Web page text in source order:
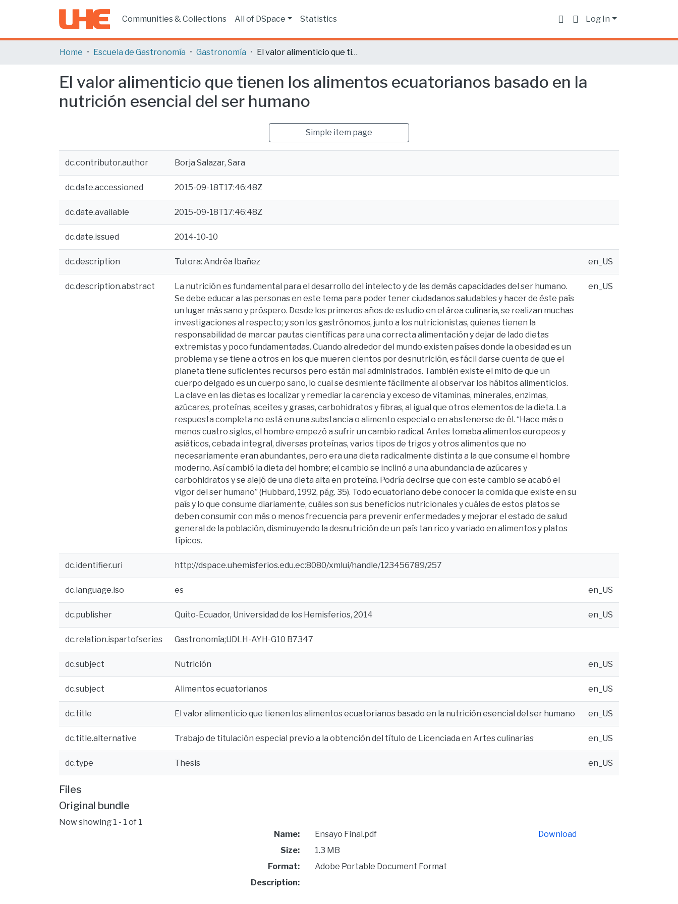
Communities & Collections All of DSpace Statistics Log In
Home Escuela de Gastronomía Gastronomía El valor alimenticio que tienen los alimentos ecuatorianos basado en la nutrición esencial del ser humano
El valor alimenticio que tienen los alimentos ecuatorianos basado en la
nutrición esencial del ser humano
Simple item page
dc.contributor.author Borja Salazar, Sara
dc.date.accessioned 2015-09-18T17:46:48Z
dc.date.available 2015-09-18T17:46:48Z
dc.date.issued 2014-10-10
dc.description Tutora: Andréa Ibañez en_US
dc.description.abstract
La nutrición es fundamental para el desarrollo del intelecto y de las demás capacidades del ser humano.
Se debe educar a las personas en este tema para poder tener ciudadanos saludables y hacer de éste país
un lugar más sano y próspero. Desde los primeros años de estudio en el área culinaria, se realizan muchas
investigaciones al respecto; y son los gastrónomos, junto a los nutricionistas, quienes tienen la
responsabilidad de marcar pautas científicas para una correcta alimentación y dejar de lado dietas
extremistas y poco fundamentadas. Cuando alrededor del mundo existen países donde la obesidad es un
problema y se tiene a otros en los que mueren cientos por desnutrición, es fácil darse cuenta de que el
planeta tiene suficientes recursos pero están mal administrados. También existe el mito de que un
cuerpo delgado es un cuerpo sano, lo cual se desmiente fácilmente al observar los hábitos alimenticios.
La clave en las dietas es localizar y remediar la carencia y exceso de vitaminas, minerales, enzimas,
azúcares, proteínas, aceites y grasas, carbohidratos y fibras, al igual que otros elementos de la dieta. La
respuesta completa no está en una substancia o alimento especial o en abstenerse de él. “Hace más o
menos cuatro siglos, el hombre empezó a sufrir un cambio radical. Antes tomaba alimentos europeos y
asiáticos, cebada integral, diversas proteínas, varios tipos de trigos y otros alimentos que no
necesariamente eran abundantes, pero era una dieta radicalmente distinta a la que consume el hombre
moderno. Así cambió la dieta del hombre; el cambio se inclinó a una abundancia de azúcares y
carbohidratos y se alejó de una dieta alta en proteína. Podría decirse que con este cambio se acabó el
vigor del ser humano” (Hubbard, 1992, pág. 35). Todo ecuatoriano debe conocer la comida que existe en su
país y lo que consume diariamente, cuáles son sus beneficios nutricionales y cuáles de estos platos se
deben consumir con más o menos frecuencia para prevenir enfermedades y mejorar el estado de salud
general de la población, disminuyendo la desnutrición de un país tan rico y variado en alimentos y platos
típicos.
en_US
dc.identifier.uri http://dspace.uhemisferios.edu.ec:8080/xmlui/handle/123456789/257
dc.language.iso es en_US
dc.publisher Quito-Ecuador, Universidad de los Hemisferios, 2014 en_US
dc.relation.ispartofseries Gastronomía;UDLH-AYH-G10 B7347
dc.subject Nutrición en_US
dc.subject Alimentos ecuatorianos en_US
dc.title El valor alimenticio que tienen los alimentos ecuatorianos basado en la nutrición esencial del ser humano en_US
dc.title.alternative Trabajo de titulación especial previo a la obtención del título de Licenciada en Artes culinarias en_US
dc.type Thesis en_US
Files
Original bundle
Now showing 1 - 1 of 1
Name:
Ensayo Final.pdf
Size:
1.3 MB
Format:
Adobe Portable Document Format
Description:
Download